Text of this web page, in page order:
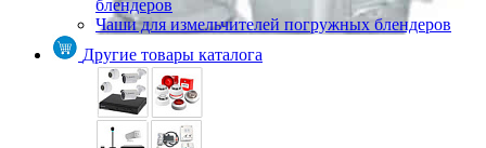
блендеров
Чаши для измельчителей погружных блендеров
Другие товары каталога